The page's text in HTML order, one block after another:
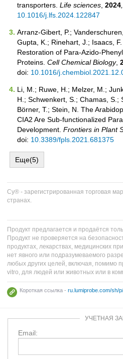
transporters. Life sciences, 2024
10.1016/j.lfs.2024.122847
Arranz-Gibert, P.;
Gupta, K.; Rinehart, J.; Isaacs,
Restoration of Para-Azido-
Proteins. Cell Chemical Biology,
doi: 10.1016/
Li, M.; Ruwe, H.; Melzer, M.;
H.; Schwenkert, S.; Chamas, S.;
Börner, T.; Stein, N. The
CIA2 Are Sub-functionalized
Development. Frontiers in Plant
doi: 10.3389/fpls.2021.681375
Еще(5)
Cy® - зарегистрированная торговая
странах.
Продукт предлагается и продаётся
Продукт не проверяется на
продуктах, лекарствах, медицинских
нет явного или подразумеваемого
любых других целей, включая, помимо
vitro, для людей или животных или в
Короткая ссылка - ru.lumiprobe.com/sh/
УЧЕТНАЯ
Email: